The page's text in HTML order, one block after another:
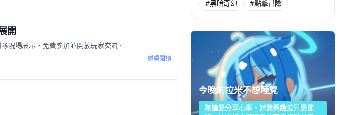
開
現場展示，免費參加並開放玩家交流。
繼續閱讀
#黑暗奇幻
#點擊冒險
今晚的拉米不想睡覺
無論是分享心事、討論興趣或只是閒